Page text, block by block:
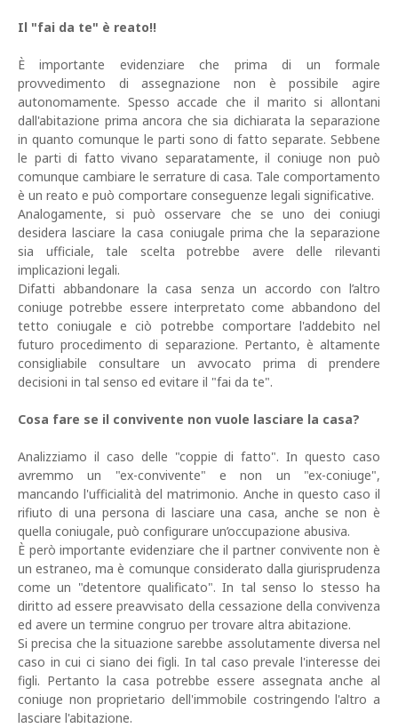
Il "fai da te" è reato!!
È importante evidenziare che prima di un formale
provvedimento di assegnazione non è possibile agire
autonomamente. Spesso accade che il marito si allontani
dall'abitazione prima ancora che sia dichiarata la separazione
in quanto comunque le parti sono di fatto separate. Sebbene
le parti di fatto vivano separatamente, il coniuge non può
comunque cambiare le serrature di casa. Tale comportamento
è un reato e può comportare conseguenze legali significative.
Analogamente, si può osservare che se uno dei coniugi
desidera lasciare la casa coniugale prima che la separazione
sia ufficiale, tale scelta potrebbe avere delle rilevanti
implicazioni legali.
Difatti abbandonare la casa senza un accordo con l’altro
coniuge potrebbe essere interpretato come abbandono del
tetto coniugale e ciò potrebbe comportare l'addebito nel
futuro procedimento di separazione. Pertanto, è altamente
consigliabile consultare un avvocato prima di prendere
decisioni in tal senso ed evitare il "fai da te".
Cosa fare se il convivente non vuole lasciare la casa?
Analizziamo il caso delle "coppie di fatto". In questo caso
avremmo un "ex-convivente" e non un "ex-coniuge",
mancando l'ufficialità del matrimonio. Anche in questo caso il
rifiuto di una persona di lasciare una casa, anche se non è
quella coniugale, può configurare un’occupazione abusiva.
È però importante evidenziare che il partner convivente non è
un estraneo, ma è comunque considerato dalla giurisprudenza
come un "detentore qualificato". In tal senso lo stesso ha
diritto ad essere preavvisato della cessazione della convivenza
ed avere un termine congruo per trovare altra abitazione.
Si precisa che la situazione sarebbe assolutamente diversa nel
caso in cui ci siano dei figli. In tal caso prevale l'interesse dei
figli. Pertanto la casa potrebbe essere assegnata anche al
coniuge non proprietario dell'immobile costringendo l'altro a
lasciare l'abitazione.